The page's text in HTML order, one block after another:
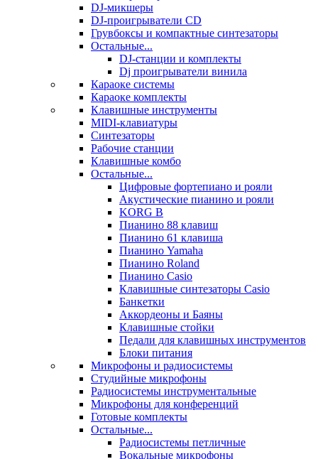
DJ-микшеры
DJ-проигрыватели CD
Грувбоксы и компактные синтезаторы
Остальные...
DJ-станции и комплекты
Dj проигрыватели винила
Караоке системы
Караоке комплекты
Клавишные инструменты
MIDI-клавиатуры
Синтезаторы
Рабочие станции
Клавишные комбо
Остальные...
Цифровые фортепиано и рояли
Акустические пианино и рояли
KORG B
Пианино 88 клавиш
Пианино 61 клавиша
Пианино Yamaha
Пианино Roland
Пианино Casio
Клавишные синтезаторы Casio
Банкетки
Аккордеоны и Баяны
Клавишные стойки
Педали для клавишных инструментов
Блоки питания
Микрофоны и радиосистемы
Студийные микрофоны
Радиосистемы инструментальные
Микрофоны для конференций
Готовые комплекты
Остальные...
Радиосистемы петличные
Вокальные микрофоны